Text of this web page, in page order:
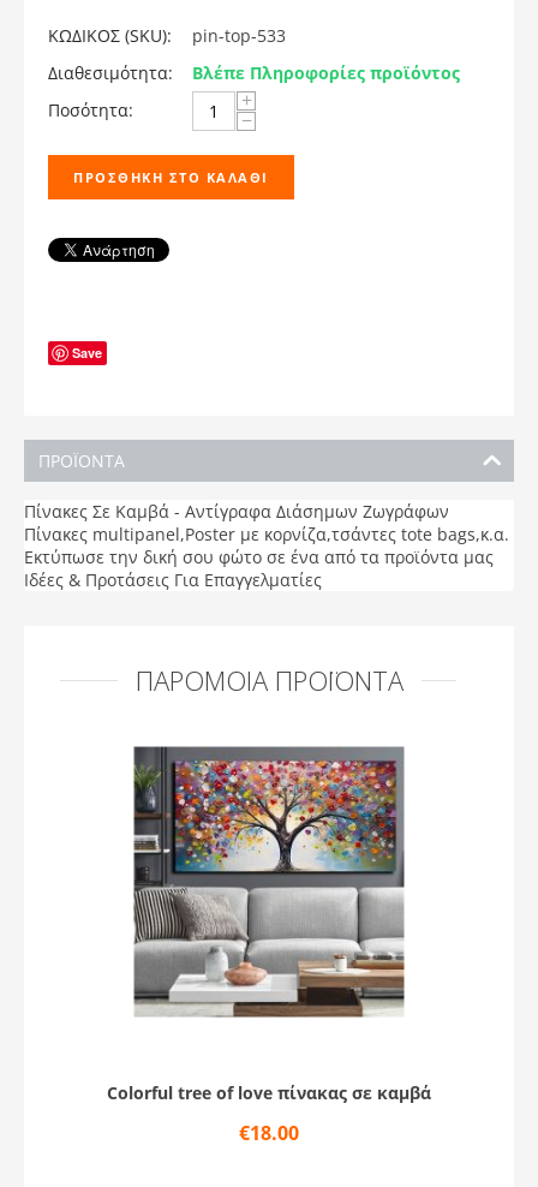
ΚΩΔΙΚΟΣ (SKU):
pin-top-533
Διαθεσιμότητα:
Βλέπε Πληροφορίες προϊόντος
Ποσότητα:
+
−
ΠΡΟΣΘΉΚΗ ΣΤΟ ΚΑΛΆΘΙ
Save
ΠΡΟΪΟΝΤΑ
Πίνακες Σε Καμβά - Αντίγραφα Διάσημων Ζωγράφων
Πίνακες multipanel,Poster με κορνίζα,τσάντες tote bags,κ.α.
Εκτύπωσε την δική σου φώτο σε ένα από τα προϊόντα μας
Ιδέες & Προτάσεις Για Επαγγελματίες
ΠΑΡΌΜΟΙΑ ΠΡΟΪΌΝΤΑ
Colorful tree of love πίνακας σε καμβά
€18.00